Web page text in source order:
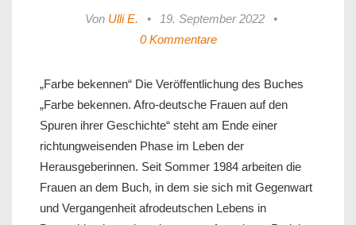
Von Ulli E. • 19. September 2022
•
0 Kommentare
„Farbe bekennen“ Die Veröffentlichung des Buches
„Farbe bekennen. Afro-deutsche Frauen auf den
Spuren ihrer Geschichte“ steht am Ende einer
richtungweisenden Phase im Leben der
Herausgeberinnen. Seit Sommer 1984 arbeiten die
Frauen an dem Buch, in dem sie sich mit Gegenwart
und Vergangenheit afrodeutschen Lebens in